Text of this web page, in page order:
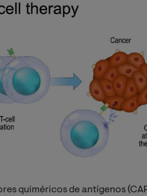
quiméricos de antígenos